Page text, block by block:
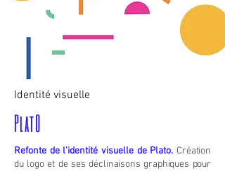
Identité visuelle
PlatO
Refonte de l'identité visuelle de Plato. Création
du logo et de ses déclinaisons graphiques pour